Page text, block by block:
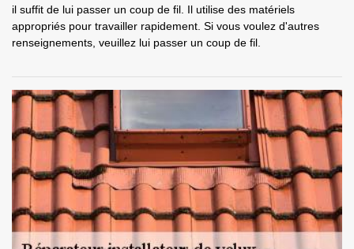
il suffit de lui passer un coup de fil. Il utilise des matériels
appropriés pour travailler rapidement. Si vous voulez d'autres
renseignements, veuillez lui passer un coup de fil.